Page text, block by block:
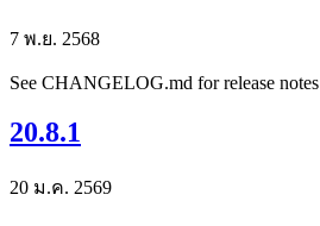
7 พ.ย. 2568
See CHANGELOG.md for release notes
20.8.1
20 ม.ค. 2569